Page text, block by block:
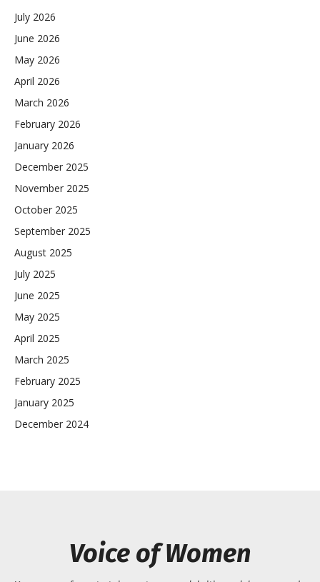
July 2026
June 2026
May 2026
April 2026
March 2026
February 2026
January 2026
December 2025
November 2025
October 2025
September 2025
August 2025
July 2025
June 2025
May 2025
April 2025
March 2025
February 2025
January 2025
December 2024
Voice of Women